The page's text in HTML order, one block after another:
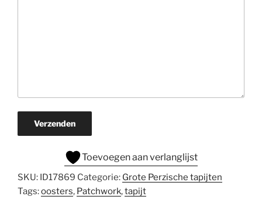
Verzenden
Toevoegen aan verlanglijst
SKU: ID17869 Categorie: Grote Perzische tapijten
Tags:oosters, Patchwork,tapijt